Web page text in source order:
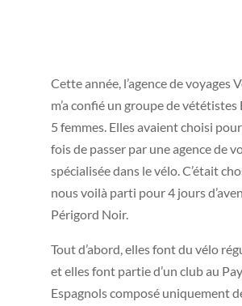
Cette année, l’agence de voyages
m’a confié un groupe de vététistes
5 femmes. Elles avaient choisi
fois de passer par une agence de
spécialisée dans le vélo. C’était
nous voilà parti pour 4 jours
Périgord Noir.
Tout d’abord, elles font du vélo
et elles font partie d’un club au
Espagnols composé uniquement